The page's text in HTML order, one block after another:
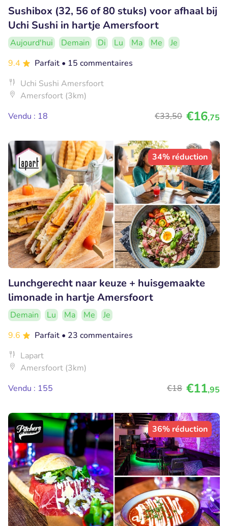
Sushibox (32, 56 of 80 stuks) voor afhaal bij
Uchi Sushi in hartje Amersfoort
Aujourd'hui Demain Di Lu Ma Me
Je
9.4
Parfait • 15 commentaires
Uchi Sushi Amersfoort
Amersfoort (3km)
Vendu : 18
€33,50 €16,75
34% réduction
Lunchgerecht naar keuze + huisgemaakte
limonade in hartje Amersfoort
Demain Lu Ma Me
Je
9.6
Parfait • 23 commentaires
Lapart
Amersfoort (3km)
Vendu : 155
€18 €11,95
36% réduction